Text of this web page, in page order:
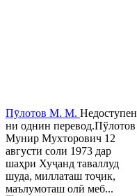
Пӯлотов М. М. Недоступен
ни однин перевод.Пўлотов
Мунир Мухторович 12
августи соли 1973 дар
шаҳри Хуҷанд таваллуд
шуда, миллаташ тоҷик,
маълумоташ олӣ меб...